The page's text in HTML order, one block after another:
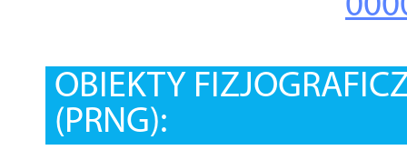
OBIEKTY
(PRNG):